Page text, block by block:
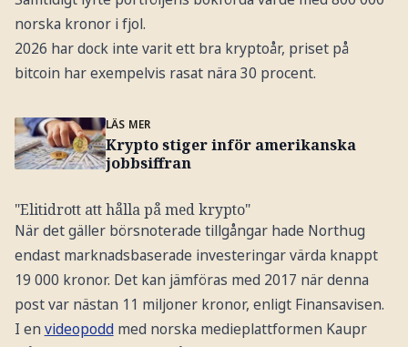
norska kronor i fjol.
2026 har dock inte varit ett bra kryptoår, priset på
bitcoin har exempelvis rasat nära 30 procent.
LÄS MER
Krypto stiger inför amerikanska
jobbsiffran
"Elitidrott att hålla på med krypto"
När det gäller börsnoterade tillgångar hade Northug
endast marknadsbaserade investeringar värda knappt
19 000 kronor. Det kan jämföras med 2017 när denna
post var nästan 11 miljoner kronor, enligt Finansavisen.
I en videopoddmed norska medieplattformen Kaupr